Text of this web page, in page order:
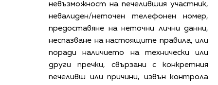
невъзможност на печелившия участник,
невалиден/неточен телефонен номер,
предоставяне на неточни лични данни,
неспазване на настоящите правила, или
поради наличието на технически или
други пречки, свързани с конкретния
печеливш или причини, извън контрола